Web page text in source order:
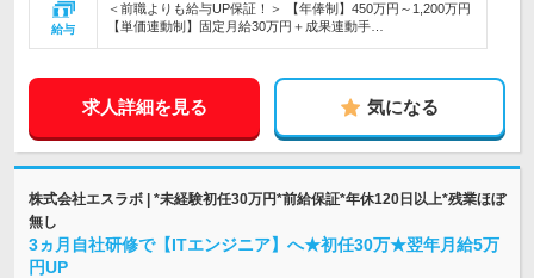
給与
＜前職よりも給与UP保証！＞ 【年俸制】450万円～1,200万円
【単価連動制】固定月給30万円＋成果連動手…
求人詳細を見る 気になる
株式会社エスラボ | *未経験初任30万円*前給保証*年休120日以上*残業ほぼ
無し
3ヵ月自社研修で【ITエンジニア】へ★初任30万★翌年月給5万
円UP